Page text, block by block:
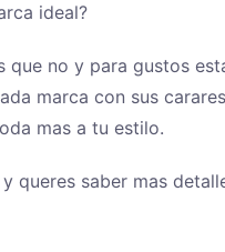
ideal?
que no y para gustos
marca con sus
mas a tu estilo.
queres saber mas